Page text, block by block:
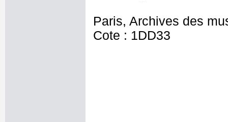
Paris, Archives des
Cote : 1DD33